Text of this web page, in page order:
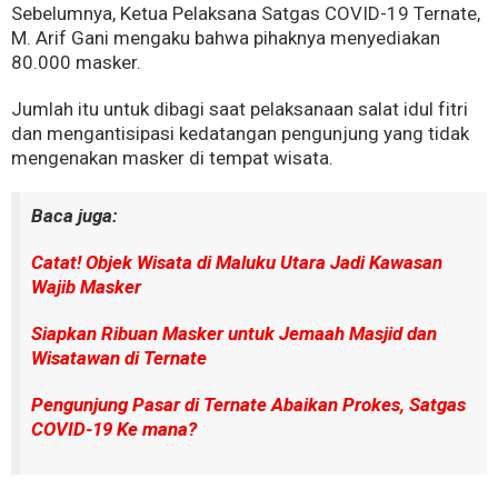
Sebelumnya, Ketua Pelaksana Satgas COVID-19 Ternate,
M. Arif Gani mengaku bahwa pihaknya menyediakan
80.000 masker.
Jumlah itu untuk dibagi saat pelaksanaan salat idul fitri
dan mengantisipasi kedatangan pengunjung yang tidak
mengenakan masker di tempat wisata.
Baca juga:
Catat! Objek Wisata di Maluku Utara Jadi Kawasan
Wajib Masker
Siapkan Ribuan Masker untuk Jemaah Masjid dan
Wisatawan di Ternate
Pengunjung Pasar di Ternate Abaikan Prokes, Satgas
COVID-19 Ke mana?